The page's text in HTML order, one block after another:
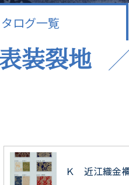
ログ一覧
装裂地
Ｋ 近江織金